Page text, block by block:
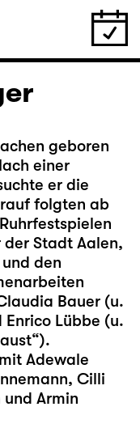
geboren
einer
er die
folgten ab
der Stadt Aalen,
den
Bauer (u.
Lübbe (u.
Adewale
Cilli
Armin